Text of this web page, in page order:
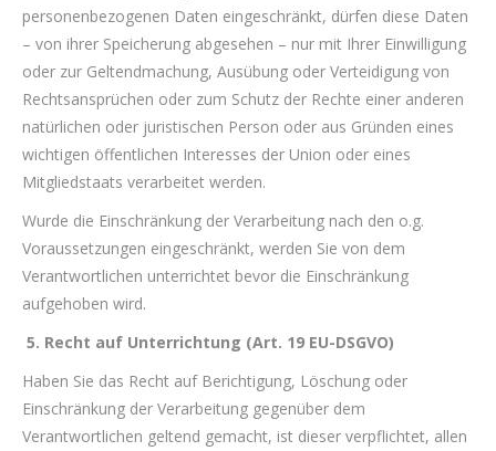
personenbezogenen Daten eingeschränkt, dürfen diese Daten
– von ihrer Speicherung abgesehen – nur mit Ihrer Einwilligung
oder zur Geltendmachung, Ausübung oder Verteidigung von
Rechtsansprüchen oder zum Schutz der Rechte einer anderen
natürlichen oder juristischen Person oder aus Gründen eines
wichtigen öffentlichen Interesses der Union oder eines
Mitgliedstaats verarbeitet werden.
Wurde die Einschränkung der Verarbeitung nach den o.g.
Voraussetzungen eingeschränkt, werden Sie von dem
Verantwortlichen unterrichtet bevor die Einschränkung
aufgehoben wird.
5. Recht auf Unterrichtung (Art. 19 EU-DSGVO)
Haben Sie das Recht auf Berichtigung, Löschung oder
Einschränkung der Verarbeitung gegenüber dem
Verantwortlichen geltend gemacht, ist dieser verpflichtet, allen